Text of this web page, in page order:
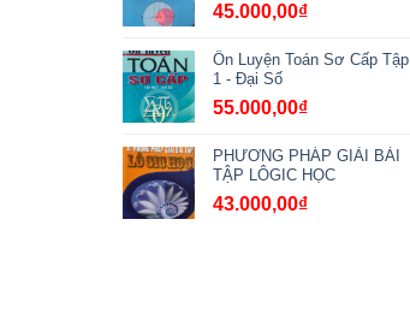
45.000,00₫
Ôn Luyện Toán Sơ Cấp Tập
1 - Đại Số
55.000,00₫
PHƯƠNG PHÁP GIẢI BÀI
TẬP LÔGIC HỌC
43.000,00₫